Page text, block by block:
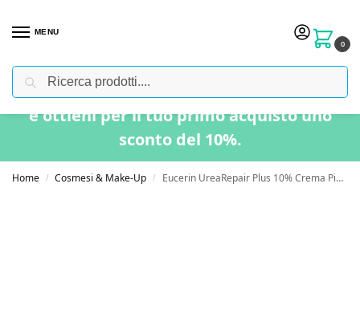
MENU
0
Usa il codice “BENVENUTO” nel carrello
e ottieni per il tuo primo acquisto uno
sconto del 10%.
Home / Cosmesi & Make-Up / Eucerin UreaRepair Plus 10% Crema Piedi Rigenerante 100ml